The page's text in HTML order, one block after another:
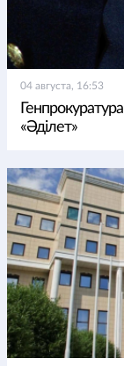
04 августа, 16:53
«Әділет»